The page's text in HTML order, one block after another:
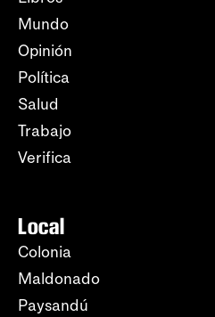
Mundo
Opinión
Política
Salud
Trabajo
Verifica
Local
Colonia
Maldonado
Paysandú